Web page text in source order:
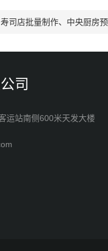
司店批量制作、中央厨房
司
运站南侧600米天发大楼